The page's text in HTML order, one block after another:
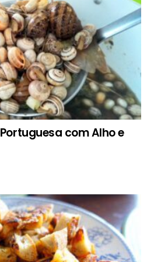
com Alho e